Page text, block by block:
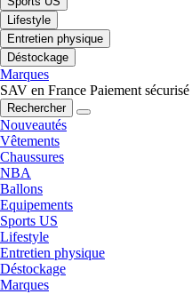
Lifestyle
Entretien physique
Déstockage
Marques
SAV en France Paiement sécurisé
Rechercher
Nouveautés
Vêtements
Chaussures
NBA
Ballons
Equipements
Sports US
Lifestyle
Entretien physique
Déstockage
Marques